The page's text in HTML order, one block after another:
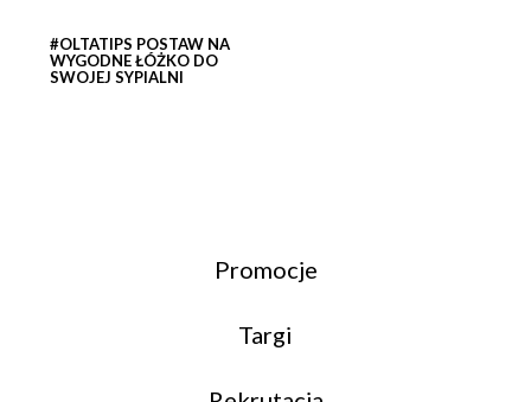
#OLTATIPS POSTAW NA
WYGODNE ŁÓŻKO DO
SWOJEJ SYPIALNI
Promocje
Targi